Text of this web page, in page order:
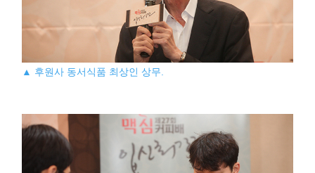
▲ 후원사 동서식품 최상인 상무.